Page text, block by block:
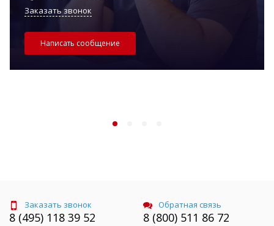
Заказать звонок
Написать сообщение
Заказать звонок
8 (495) 118 39 52
Обратная связь
8 (800) 511 86 72